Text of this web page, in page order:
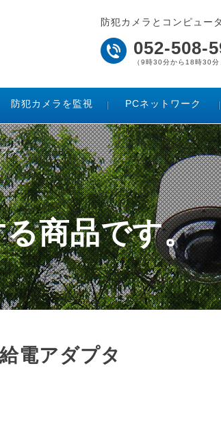
防犯カメラとコンピュー
052-508-
（9時30分から18時30分
防犯カメラを監視 PCネットワーク
タ
商品です。
電アダプタ